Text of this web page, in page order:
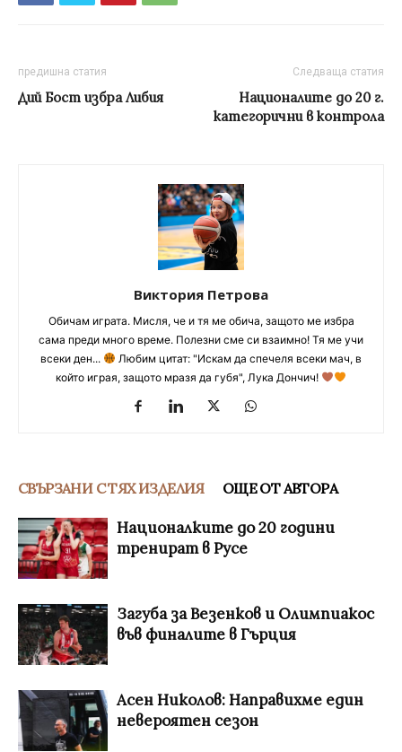
предишна статия
Дий Бост избра Либия
Следваща статия
Националите до 20 г.
категорични в контрола
Виктория Петрова
Обичам играта. Мисля, че и тя ме обича, защото ме избра
сама преди много време. Полезни сме си взаимно! Тя ме учи
всеки ден...
Любим цитат: "Искам да спечеля всеки мач, в
който играя, защото мразя да губя", Лука Дончич!
СВЪРЗАНИ С ТЯХ ИЗДЕЛИЯ ОЩЕ ОТ АВТОРА
Националките до 20 години
тренират в Русе
Загуба за Везенков и Олимпиакос
във финалите в Гърция
Асен Николов: Направихме един
невероятен сезон